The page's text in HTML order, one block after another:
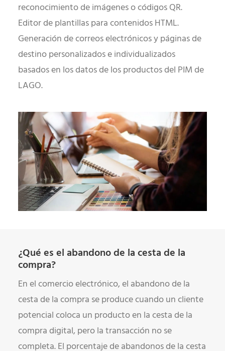
reconocimiento de imágenes o códigos QR.
Editor de plantillas para contenidos HTML.
Generación de correos electrónicos y páginas de
destino personalizados e individualizados
basados en los datos de los productos del PIM de
LAGO.
¿Qué es el abandono de la cesta de la
compra?
En el comercio electrónico, el abandono de la
cesta de la compra se produce cuando un cliente
potencial coloca un producto en la cesta de la
compra digital, pero la transacción no se
completa. El porcentaje de abandonos de la cesta